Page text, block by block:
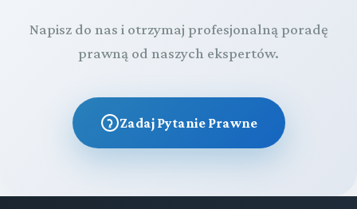
Napisz do nas i otrzymaj profesjonalną poradę
prawną od naszych ekspertów.
Zadaj Pytanie Prawne